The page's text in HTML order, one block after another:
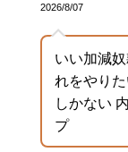
2026/8/07
いい加減
れをやり
しかない
プ